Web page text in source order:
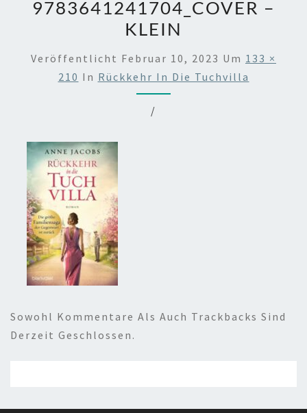
9783641241704_COVER –
KLEIN
Veröffentlicht Februar 10, 2023 Um 133 ×
210 In Rückkehr In Die Tuchvilla
/
Sowohl Kommentare Als Auch Trackbacks Sind
Derzeit Geschlossen.